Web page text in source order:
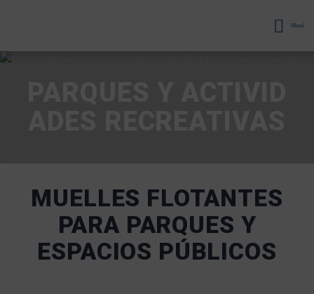
Menú
MUELLES FLOTANTES
PARA PARQUES Y
ESPACIOS PÚBLICOS